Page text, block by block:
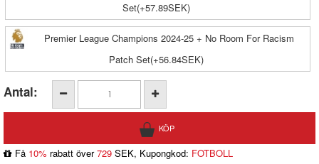
Set(+57.89SEK)
Premier League Champions 2024-25 + No Room For Racism
Patch Set(+56.84SEK)
Antal:
Få 10% rabatt över729 SEK, Kupongkod: FOTBOLL